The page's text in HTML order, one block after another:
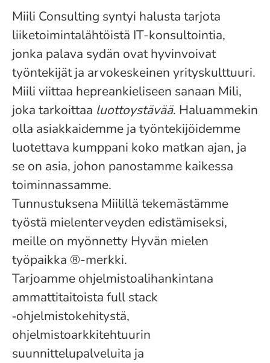
Miili Consulting syntyi halusta tarjota
liiketoimintalähtöistä IT-konsultointia,
jonka palava sydän ovat hyvinvoivat
työntekijät ja arvokeskeinen yrityskulttuuri.
Miili viittaa hepreankieliseen sanaan Mili,
joka tarkoittaa luottoystävää. Haluammekin
olla asiakkaidemme ja työntekijöidemme
luotettava kumppani koko matkan ajan, ja
se on asia, johon panostamme kaikessa
toiminnassamme.
Tunnustuksena Miilillä tekemästämme
työstä mielenterveyden edistämiseksi,
meille on myönnetty Hyvän mielen
työpaikka ®-merkki.
Tarjoamme ohjelmistoalihankintana
ammattitaitoista full stack
‑ohjelmistokehitystä,
ohjelmistoarkkitehtuurin
suunnittelupalveluita ja